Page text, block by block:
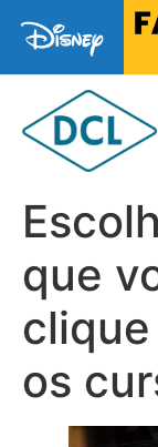
que
os